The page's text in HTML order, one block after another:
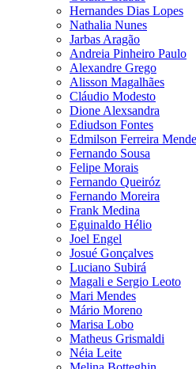
Hernandes Dias Lopes
Nathalia Nunes
Jarbas Aragão
Andreia Pinheiro Paulo
Alexandre Grego
Alisson Magalhães
Cláudio Modesto
Dione Alexsandra
Ediudson Fontes
Edmilson Ferreira
Fernando Sousa
Felipe Morais
Fernando Queiróz
Fernando Moreira
Frank Medina
Eguinaldo Hélio
Joel Engel
Josué Gonçalves
Luciano Subirá
Magali e Sergio Leoto
Mari Mendes
Mário Moreno
Marisa Lobo
Matheus Grismaldi
Néia Leite